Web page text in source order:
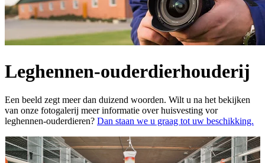
Leghennen-ouderdierhouderij
Een beeld zegt meer dan duizend woorden. Wilt u na het bekijken
van onze fotogalerij meer informatie over huisvesting vor
leghennen-ouderdieren? Dan staan we u graag tot uw beschikking.